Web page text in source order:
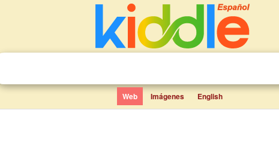
Web Imágenes English